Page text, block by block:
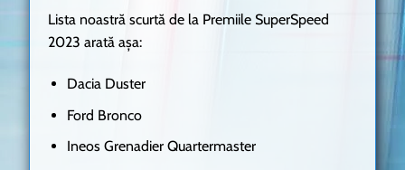
Lista noastră scurtă de la Premiile SuperSpeed
2023 arată așa:
Dacia Duster
Ford Bronco
Ineos Grenadier Quartermaster